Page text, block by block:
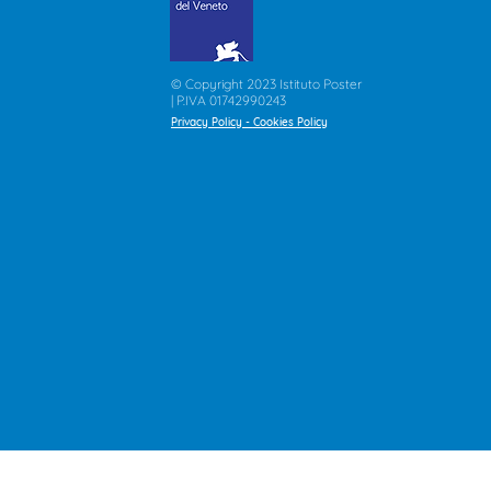
© Copyright 2023 Istituto Poster
| P.IVA 01742990243
Privacy Policy- Cookies Policy